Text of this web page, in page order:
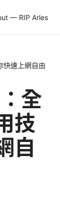
— RIP Arles
快速上網自由
全
技
自